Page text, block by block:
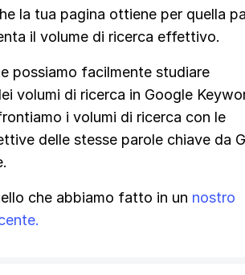
la tua pagina ottiene per quella
il volume di ricerca effettivo.
possiamo facilmente studiare
volumi di ricerca in Google
i volumi di ricerca con le
delle stesse parole chiave da
che abbiamo fatto in un nostro